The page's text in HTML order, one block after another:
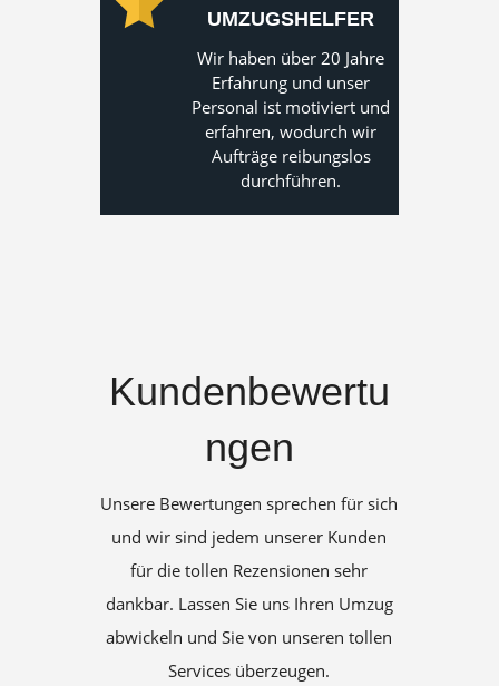
UMZUGSHELFER
Wir haben über 20 Jahre
Erfahrung und unser
Personal ist motiviert und
erfahren, wodurch wir
Aufträge reibungslos
durchführen.
Kundenbewertu
ngen
Unsere Bewertungen sprechen für sich
und wir sind jedem unserer Kunden
für die tollen Rezensionen sehr
dankbar. Lassen Sie uns Ihren Umzug
abwickeln und Sie von unseren tollen
Services überzeugen.